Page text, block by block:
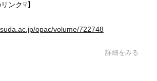
ンク☟】
opac/volume/722748
詳細をみる